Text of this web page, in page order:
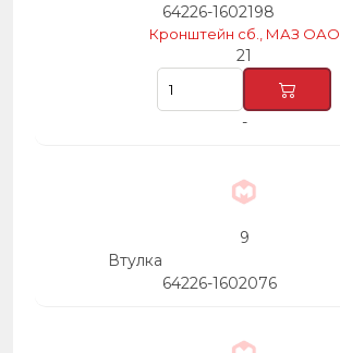
64226-1602198
Кронштейн сб., МАЗ ОАО
21
-
9
Втулка
64226-1602076